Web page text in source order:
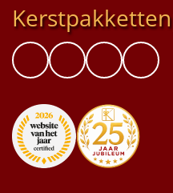
Kerstpakketten